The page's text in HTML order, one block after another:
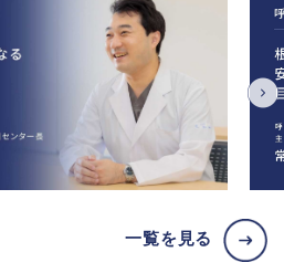
一覧を見る